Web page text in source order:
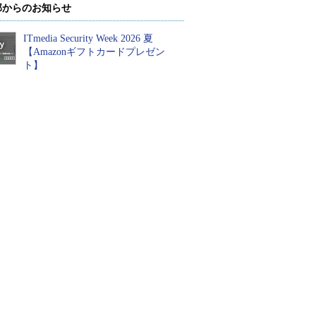
らのお知らせ
ITmedia Security Week 2026 夏
【Amazonギフトカードプレゼン
ト】